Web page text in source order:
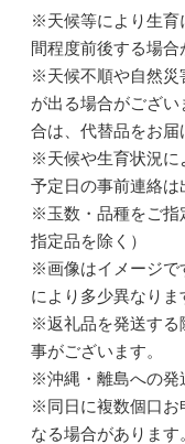
※天候等により生育
間程度前後する場合
※天候不順や自然災
が出る場合がござ
合は、代替品をお届
※天候や生育状況に
予定日の事前連絡は
※玉数・品種をご指
指定品を除く）
※画像はイメージで
により多少異なりま
※返礼品を発送する
事がございます。
※沖縄・離島への発
※同日に複数個口お
なる場合があります